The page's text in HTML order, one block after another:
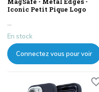
Iconic Petit Pique Logo
En stock
Connectez vous pour voir